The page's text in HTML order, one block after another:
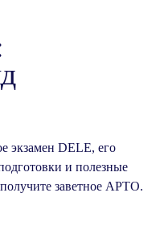
экзамен DELE, его
и полезные
заветное APTO.